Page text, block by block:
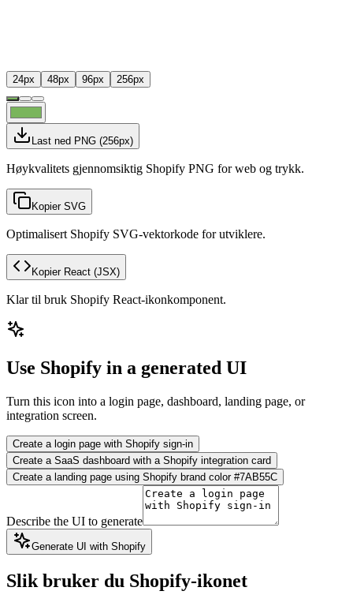
24px 48px 96px 256px
Last ned PNG (256px)
Høykvalitets gjennomsiktig Shopify PNG for web og trykk.
Kopier SVG
Optimalisert Shopify SVG-vektorkode for utviklere.
Kopier React (JSX)
Klar til bruk Shopify React-ikonkomponent.
Use Shopify in a generated UI
Turn this icon into a login page, dashboard, landing page, or
integration screen.
Create a login page with Shopify sign-in
Create a SaaS dashboard with a Shopify integration card
Create a landing page using Shopify brand color #7AB55C
Describe the UI to generate
Generate UI with Shopify
Slik bruker du Shopify-ikonet